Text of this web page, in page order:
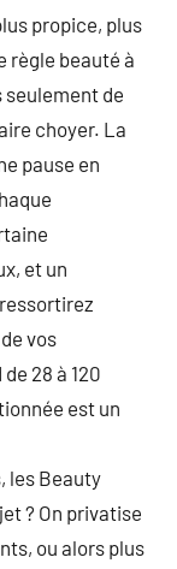
propice, plus
règle beauté à
seulement de
choyer. La
pause en
et un
vos
28 à 120
est un
les Beauty
? On privatise
ou alors plus